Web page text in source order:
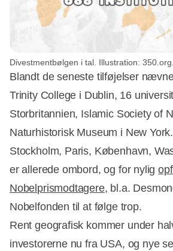
Divestmentbølgen i tal. Illustration: 350.org.
Blandt de seneste tilføjelser
Trinity College i Dublin, 16
Storbritannien, Islamic Society of
Naturhistorisk Museum i New
Stockholm, Paris, København,
er allerede ombord, og for nylig
Nobelprismodtagere, bl.a.
Nobelfonden til at følge trop.
Rent geografisk kommer under
investorerne nu fra USA, og nye